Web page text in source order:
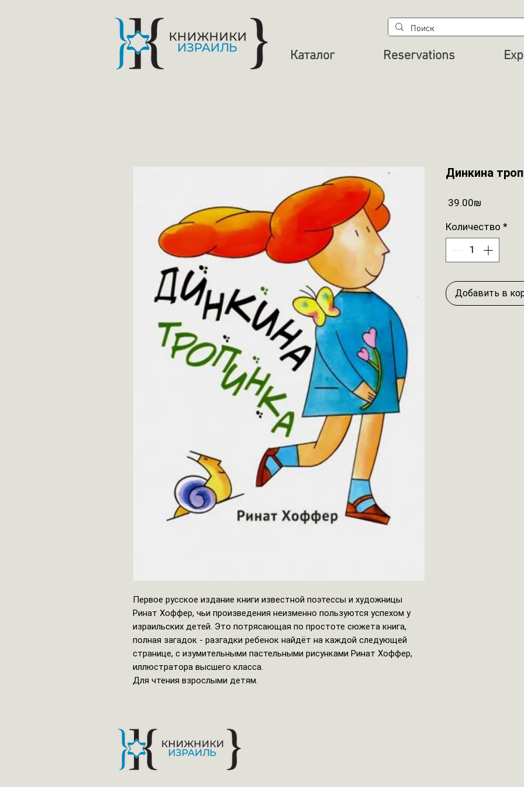
Каталог Reservations
Первое русское издание книги известной поэтессы и художницы
Ринат Хоффер, чьи произведения неизменно пользуются успехом у
израильских детей. Это потрясающая по простоте сюжета книга,
полная загадок - разгадки ребенок найдёт на каждой следующей
странице, с изумительными пастельными рисунками Ринат Хоффер,
иллюстратора высшего класса.
Для чтения взрослыми детям.
Динкина
‏39.00 ‏₪
Количество *
Добавить в